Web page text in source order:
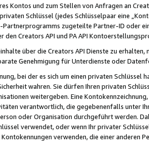
Kontos und zum Stellen von Anfragen an
Schlüssel (jedes Schlüsselpaar eine
Partnerprogramms zugeteilte Partner-ID oder
den Creators API und PA API
über die Creators API Dienste zu
Genehmigung für Unterdienste oder
bei der es sich um einen privaten
wahren. Sie dürfen Ihren privaten
weitergeben. Eine
verantwortlich, die gegebenenfalls unter
oder Organisation durchgeführt werden.
verwendet, oder wenn Ihr privater
verwenden, die einer anderen